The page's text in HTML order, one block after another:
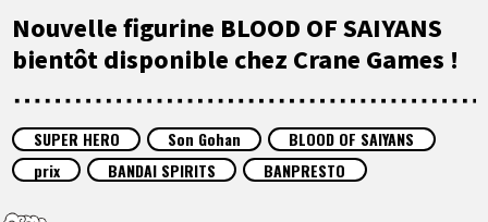
À NE PAS MANQUER
VIDÉOS
ARTICLES
Nouvelle figurine BLOOD OF SAIYANS
bientôt disponible chez Crane Games !
SUPER HERO Son Gohan
BLOOD OF SAIYANS
prix
BANDAI SPIRITS BANPRESTO